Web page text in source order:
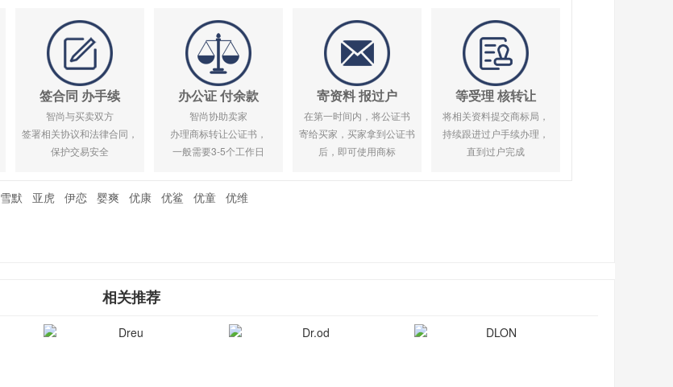
签合同 办手续
智尚与买卖双方
签署相关协议和法律合同，
保护交易安全
办公证 付余款
智尚协助卖家
办理商标转让公证书，
一般需要3-5个工作日
寄资料 报过户
在第一时间内，将公证书
寄给买家，买家拿到公证书
后，即可使用商标
等受理 核转让
将相关资料提交商标局，
持续跟进过户手续办理，
直到过户完成
雪默 亚虎 伊恋 婴爽 优康 优鲨 优童 优维
相关推荐